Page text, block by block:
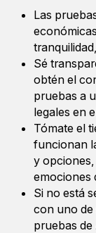
Las
Sé
obtén el
pruebas a
legales en
Tómate el
funcionan
y
emociones
Si no está
con uno de
pruebas de